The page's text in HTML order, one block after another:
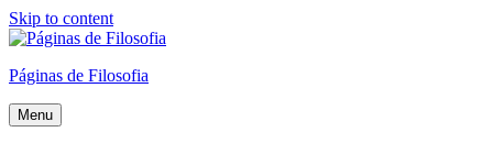
Skip to content
Páginas de Filosofia
Menu